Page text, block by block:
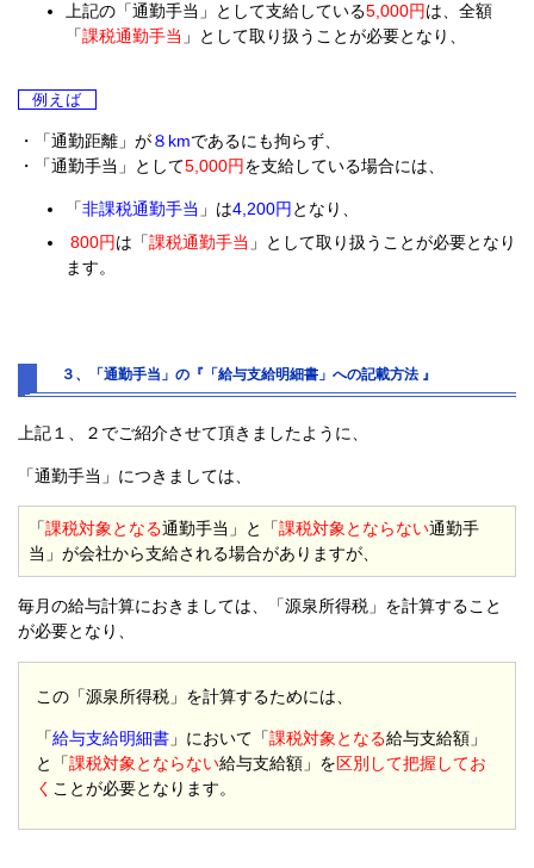
上記の「通勤手当」として支給している5,000円は、全額
「課税通勤手当 」として取り扱うことが必要となり、
例えば
・「通勤距離」が８kmであるにも拘らず、
・「通勤手当」として5,000円を支給している場合には、
「非課税通勤手当 」は4,200円となり、
800円は「課税通勤手当 」として取り扱うことが必要となり
ます。
３、「通勤手当」の『「給与支給明細書」への記載方法 』
上記１、２でご紹介させて頂きましたように、
「通勤手当」につきましては、
「課税対象となる通勤手当」と「課税対象とならない通勤手
当」が会社から支給される場合がありますが、
毎月の給与計算におきましては、「源泉所得税」を計算すること
が必要となり、
この「源泉所得税」を計算するためには、
「給与支給明細書 」において「課税対象となる給与支給額」
と「課税対象とならない給与支給額」を区別して把握してお
く ことが必要となります。